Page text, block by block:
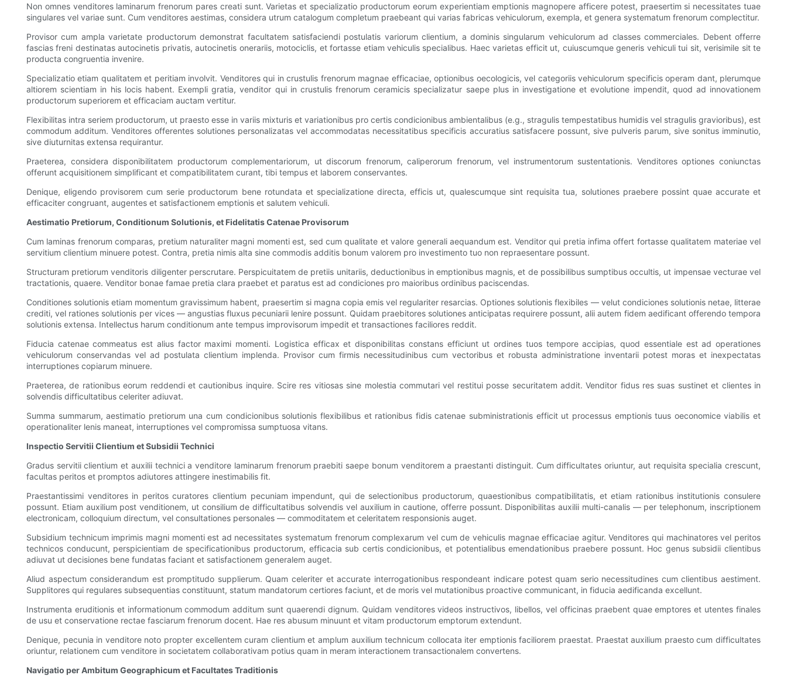
Non omnes venditores laminarum frenorum pares creati sunt. Varietas et specializatio productorum eorum experientiam emptionis magnopere afficere potest, praesertim si necessitates tuae
singulares vel variae sunt. Cum venditores aestimas, considera utrum catalogum completum praebeant qui varias fabricas vehiculorum, exempla, et genera systematum frenorum complectitur.
Provisor cum ampla varietate productorum demonstrat facultatem satisfaciendi postulatis variorum clientium, a dominis singularum vehiculorum ad classes commerciales. Debent offerre
fascias freni destinatas autocinetis privatis, autocinetis onerariis, motociclis, et fortasse etiam vehiculis specialibus. Haec varietas efficit ut, cuiuscumque generis vehiculi tui sit, verisimile sit te
producta congruentia invenire.
Specializatio etiam qualitatem et peritiam involvit. Venditores qui in crustulis frenorum magnae efficaciae, optionibus oecologicis, vel categoriis vehiculorum specificis operam dant, plerumque
altiorem scientiam in his locis habent. Exempli gratia, venditor qui in crustulis frenorum ceramicis specializatur saepe plus in investigatione et evolutione impendit, quod ad innovationem
productorum superiorem et efficaciam auctam vertitur.
Flexibilitas intra seriem productorum, ut praesto esse in variis mixturis et variationibus pro certis condicionibus ambientalibus (e.g., stragulis tempestatibus humidis vel stragulis gravioribus), est
commodum additum. Venditores offerentes solutiones personalizatas vel accommodatas necessitatibus specificis accuratius satisfacere possunt, sive pulveris parum, sive sonitus imminutio,
sive diuturnitas extensa requirantur.
Praeterea, considera disponibilitatem productorum complementariorum, ut discorum frenorum, caliperorum frenorum, vel instrumentorum sustentationis. Venditores optiones coniunctas
offerunt acquisitionem simplificant et compatibilitatem curant, tibi tempus et laborem conservantes.
Denique, eligendo provisorem cum serie productorum bene rotundata et specializatione directa, efficis ut, qualescumque sint requisita tua, solutiones praebere possint quae accurate et
efficaciter congruant, augentes et satisfactionem emptionis et salutem vehiculi.
Aestimatio Pretiorum, Conditionum Solutionis, et Fidelitatis Catenae Provisorum
Cum laminas frenorum comparas, pretium naturaliter magni momenti est, sed cum qualitate et valore generali aequandum est. Venditor qui pretia infima offert fortasse qualitatem materiae vel
servitium clientium minuere potest. Contra, pretia nimis alta sine commodis additis bonum valorem pro investimento tuo non repraesentare possunt.
Structuram pretiorum venditoris diligenter perscrutare. Perspicuitatem de pretiis unitariis, deductionibus in emptionibus magnis, et de possibilibus sumptibus occultis, ut impensae vecturae vel
tractationis, quaere. Venditor bonae famae pretia clara praebet et paratus est ad condiciones pro maioribus ordinibus paciscendas.
Conditiones solutionis etiam momentum gravissimum habent, praesertim si magna copia emis vel regulariter resarcias. Optiones solutionis flexibiles — velut condiciones solutionis netae, litterae
crediti, vel rationes solutionis per vices — angustias fluxus pecuniarii lenire possunt. Quidam praebitores solutiones anticipatas requirere possunt, alii autem fidem aedificant offerendo tempora
solutionis extensa. Intellectus harum conditionum ante tempus improvisorum impedit et transactiones faciliores reddit.
Fiducia catenae commeatus est alius factor maximi momenti. Logistica efficax et disponibilitas constans efficiunt ut ordines tuos tempore accipias, quod essentiale est ad operationes
vehiculorum conservandas vel ad postulata clientium implenda. Provisor cum firmis necessitudinibus cum vectoribus et robusta administratione inventarii potest moras et inexpectatas
interruptiones copiarum minuere.
Praeterea, de rationibus eorum reddendi et cautionibus inquire. Scire res vitiosas sine molestia commutari vel restitui posse securitatem addit. Venditor fidus res suas sustinet et clientes in
solvendis difficultatibus celeriter adiuvat.
Summa summarum, aestimatio pretiorum una cum condicionibus solutionis flexibilibus et rationibus fidis catenae subministrationis efficit ut processus emptionis tuus oeconomice viabilis et
operationaliter lenis maneat, interruptiones vel compromissa sumptuosa vitans.
Inspectio Servitii Clientium et Subsidii Technici
Gradus servitii clientium et auxilii technici a venditore laminarum frenorum praebiti saepe bonum venditorem a praestanti distinguit. Cum difficultates oriuntur, aut requisita specialia crescunt,
facultas peritos et promptos adiutores attingere inestimabilis fit.
Praestantissimi venditores in peritos curatores clientium pecuniam impendunt, qui de selectionibus productorum, quaestionibus compatibilitatis, et etiam rationibus institutionis consulere
possunt. Etiam auxilium post venditionem, ut consilium de difficultatibus solvendis vel auxilium in cautione, offerre possunt. Disponibilitas auxilii multi-canalis — per telephonum, inscriptionem
electronicam, colloquium directum, vel consultationes personales — commoditatem et celeritatem responsionis auget.
Subsidium technicum imprimis magni momenti est ad necessitates systematum frenorum complexarum vel cum de vehiculis magnae efficaciae agitur. Venditores qui machinatores vel peritos
technicos conducunt, perspicientiam de specificationibus productorum, efficacia sub certis condicionibus, et potentialibus emendationibus praebere possunt. Hoc genus subsidii clientibus
adiuvat ut decisiones bene fundatas faciant et satisfactionem generalem auget.
Aliud aspectum considerandum est promptitudo supplierum. Quam celeriter et accurate interrogationibus respondeant indicare potest quam serio necessitudines cum clientibus aestiment.
Supplitores qui regulares subsequentias constituunt, statum mandatorum certiores faciunt, et de moris vel mutationibus proactive communicant, in fiducia aedificanda excellunt.
Instrumenta eruditionis et informationum commodum additum sunt quaerendi dignum. Quidam venditores videos instructivos, libellos, vel officinas praebent quae emptores et utentes finales
de usu et conservatione rectae fasciarum frenorum docent. Hae res abusum minuunt et vitam productorum emptorum extendunt.
Denique, pecunia in venditore noto propter excellentem curam clientium et amplum auxilium technicum collocata iter emptionis faciliorem praestat. Praestat auxilium praesto cum difficultates
oriuntur, relationem cum venditore in societatem collaborativam potius quam in meram interactionem transactionalem convertens.
Navigatio per Ambitum Geographicum et Facultates Traditionis